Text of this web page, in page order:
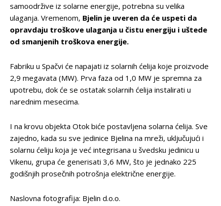
samoodržive iz solarne energije, potrebna su velika
ulaganja. Vremenom, Bjelin je uveren da će uspeti da
opravdaju troškove ulaganja u čistu energiju i uštede
od smanjenih troškova energije.
Fabriku u Spačvi će napajati iz solarnih ćelija koje proizvode
2,9 megavata (MW). Prva faza od 1,0 MW je spremna za
upotrebu, dok će se ostatak solarnih ćelija instalirati u
narednim mesecima.
I na krovu objekta Otok biće postavljena solarna ćelija. Sve
zajedno, kada su sve jedinice Bjelina na mreži, uključujući i
solarnu ćeliju koja je već integrisana u švedsku jedinicu u
Vikenu, grupa će generisati 3,6 MW, što je jednako 225
godišnjih prosečnih potrošnja električne energije.
Naslovna fotografija: Bjelin d.o.o.